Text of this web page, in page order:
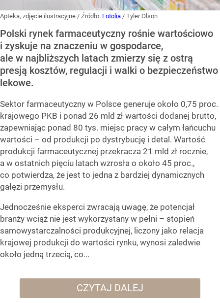
Apteka, zdjęcie ilustracyjne / Źródło: Fotolia / Tyler Olson
Polski rynek farmaceutyczny rośnie wartościowo
i zyskuje na znaczeniu w gospodarce,
ale w najbliższych latach zmierzy się z ostrą
presją kosztów, regulacji i walki o bezpieczeństwo
lekowe.
Sektor farmaceutyczny w Polsce generuje około 0,75 proc.
krajowego PKB i ponad 26 mld zł wartości dodanej brutto,
zapewniając ponad 80 tys. miejsc pracy w całym łańcuchu
wartości – od produkcji po dystrybucję i detal. Wartość
produkcji farmaceutycznej przekracza 21 mld zł rocznie,
a w ostatnich pięciu latach wzrosła o około 45 proc.,
co potwierdza, że jest to jedna z bardziej dynamicznych
gałęzi przemysłu.
Jednocześnie eksperci zwracają uwagę, że potencjał
branży wciąż nie jest wykorzystany w pełni – stopień
samowystarczalności produkcyjnej, liczony jako relacja
krajowej produkcji do wartości rynku, wynosi zaledwie
około jedną trzecią, co...
CZYTAJ DALEJ